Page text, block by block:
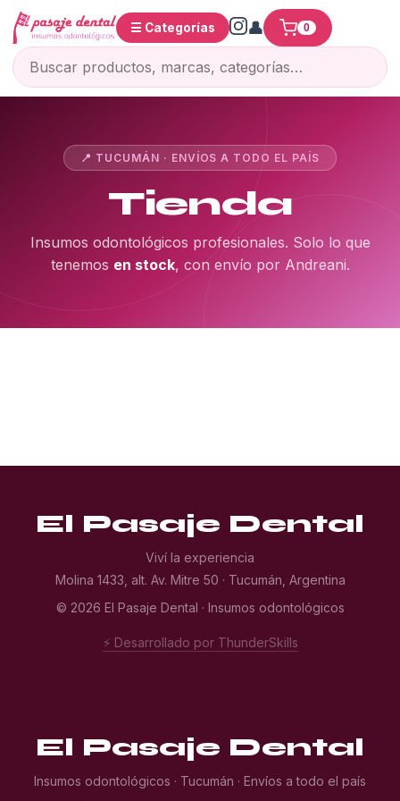
☰ Categorías 0
📍 TUCUMÁN · ENVÍOS A TODO EL PAÍS
Tienda
Insumos odontológicos profesionales. Solo lo que
tenemos en stock, con envío por Andreani.
El Pasaje Dental
Viví la experiencia
Molina 1433, alt. Av. Mitre 50 · Tucumán, Argentina
© 2026 El Pasaje Dental · Insumos odontológicos
⚡ Desarrollado por ThunderSkills
El Pasaje Dental
Insumos odontológicos · Tucumán · Envíos a todo el país